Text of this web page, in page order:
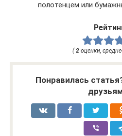
полотенцем или
(2 оценки,
Понравилась